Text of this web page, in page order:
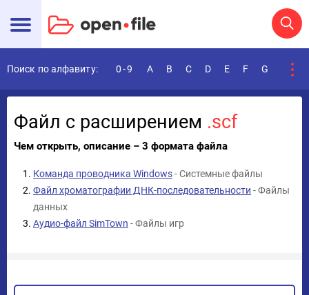
Поиск по алфавиту: 0-9 A B C D E F G
Файл с расширением .scf
Чем открыть, описание – 3 формата файла
Команда проводника Windows- Системные файлы
Файл хроматографии ДНК-последовательности - Файлы
данных
Аудио-файл SimTown - Файлы игр